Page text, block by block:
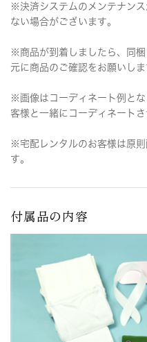
※決済システムのメンテナン
ない場合がございます。
※商品が到着しましたら、同
元に商品のご確認をお願いしま
※画像はコーディネート例と
客様と一緒にコーディネートさ
※宅配レンタルのお客様は原
す。
付属品の内容